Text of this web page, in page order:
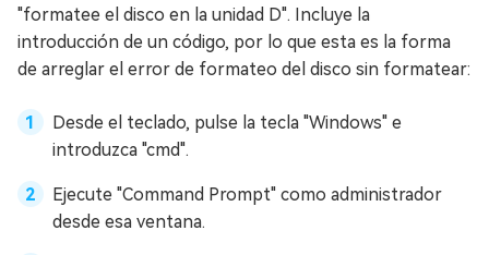
"formatee el disco en la unidad D". Incluye la
introducción de un código, por lo que esta es la forma
de arreglar el error de formateo del disco sin formatear:
Desde el teclado, pulse la tecla "Windows" e
introduzca "cmd".
Ejecute "Command Prompt" como administrador
desde esa ventana.